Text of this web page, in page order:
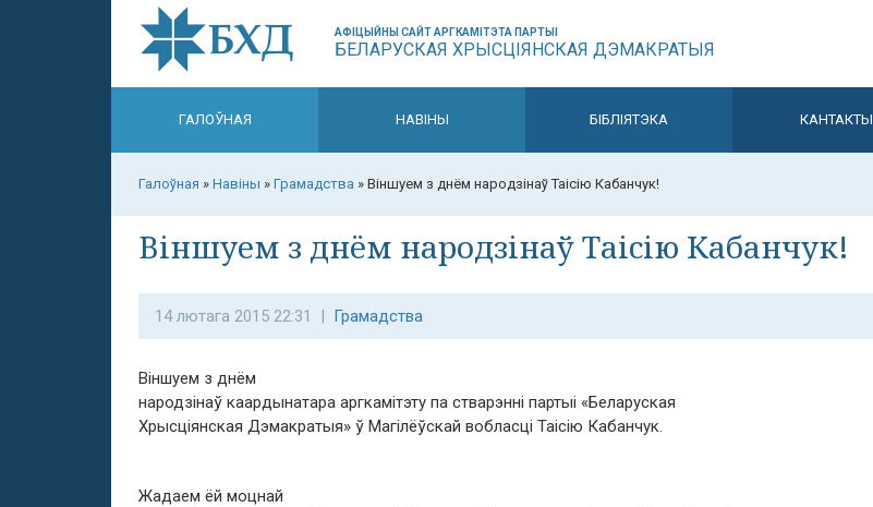
АФІЦЫЙНЫ САЙТ АРГКАМІТЭТА ПАРТЫІ
БЕЛАРУСКАЯ ХРЫСЦІЯНСКАЯ ДЭМАКРАТЫЯ
ГАЛОЎНАЯ НАВІНЫ БІБЛІЯТЭКА КАНТАКТЫ
Галоўная » Навіны » Грамадства » Віншуем з днём народзінаў Таісію Кабанчук!
Віншуем з днём народзінаў Таісію Кабанчук!
14 лютага 2015 22:31 | Грамадства
Віншуем з днём
народзінаў каардынатара аргкамітэту па стварэнні партыі «Беларуская
Хрысціянская Дэмакратыя» ў Магілёўскай вобласці Таісію Кабанчук.
Жадаем ёй моцнай